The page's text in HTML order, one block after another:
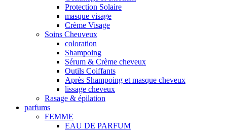
Protection Solaire
masque visage
Crème Visage
Soins Cheuveux
coloration
Shampoing
Sérum & Crème cheveux
Outils Coiffants
Après Shampoing et masque cheveux
lissage cheveux
Rasage & épilation
parfums
FEMME
EAU DE PARFUM